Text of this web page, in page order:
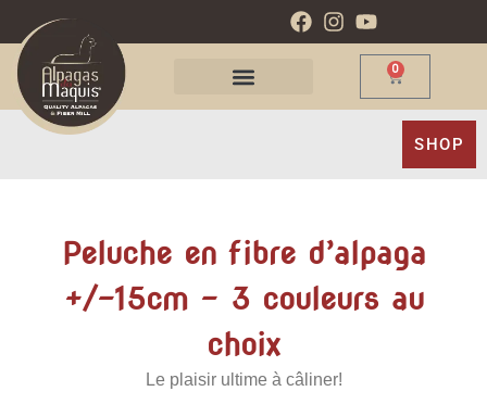
0
SHOP
Peluche en fibre d’alpaga
+/-15cm – 3 couleurs au
choix
Le plaisir ultime à câliner!